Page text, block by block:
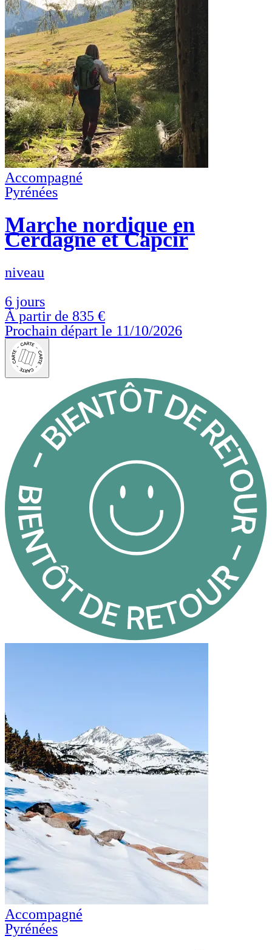
Accompagné
Pyrénées
Marche nordique en
Cerdagne et Capcir
niveau
6 jours
À partir de 835 €
Prochain départ le 11/10/2026
Accompagné
Pyrénées